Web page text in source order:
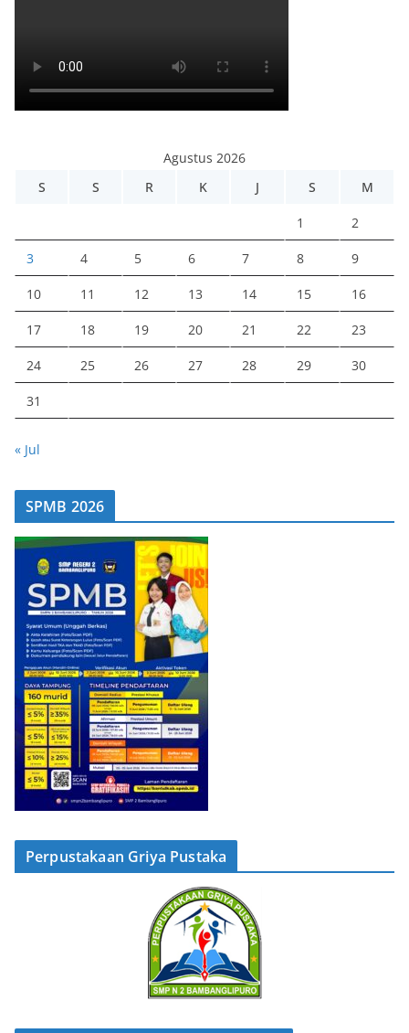
Agustus 2026
S
S R K J S M
1 2
3 4 5 6 7 8 9
10 11 12 13 14 15 16
17 18 19 20 21 22 23
24 25 26 27 28 29 30
31
« Jul
SPMB 2026
Perpustakaan Griya Pustaka